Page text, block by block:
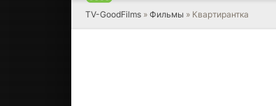
TV-GoodFilms » Фильмы » Квартирантка